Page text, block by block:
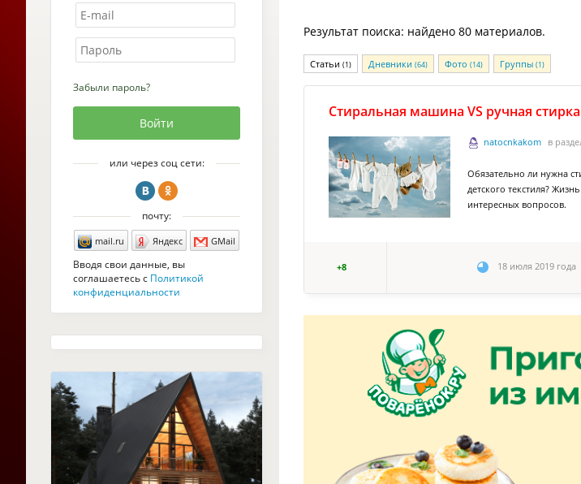
Результат поиска: найдено 80 материалов.
Статьи (1) Дневники (64) Фото (14) Группы (1)
Стиральная машина VS ручная
natocnkakom в
Обязательно ли нужна
детского текстиля?
интересных вопросов.
+8 18 июля 2019 года
Забыли пароль?
или через соц сети:
почту:
mail.ru Яндекс GMail
Вводя свои данные, вы
соглашаетесь с Политикой
конфиденциальности